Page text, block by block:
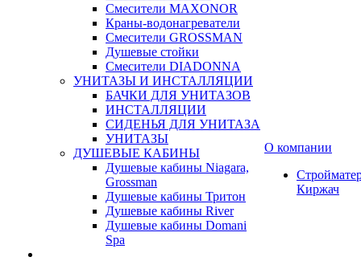
Смесители MAXONOR
Краны-водонагреватели
Смесители GROSSMAN
Душевые стойки
Смесители DIADONNA
УНИТАЗЫ И ИНСТАЛЛЯЦИИ
БАЧКИ ДЛЯ УНИТАЗОВ
ИНСТАЛЛЯЦИИ
СИДЕНЬЯ ДЛЯ УНИТАЗА
УНИТАЗЫ
ДУШЕВЫЕ КАБИНЫ
Душевые кабины Niagara,
Grossman
Душевые кабины Тритон
Душевые кабины River
Душевые кабины Domani
Spa
О компании
Киржач